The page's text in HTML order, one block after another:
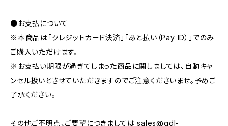
●お支払について
※本商品は「クレジットカード決済」「あと払い（Pay ID）」でのみ
ご購入いただけます。
※お支払い期限が過ぎてしまった商品に関しましては、自動キャ
ンセル扱いとさせていただきますのでご注意くださいませ。予めご
了承ください。
その他ご不明点、ご要望につきましてはsales@gdl-